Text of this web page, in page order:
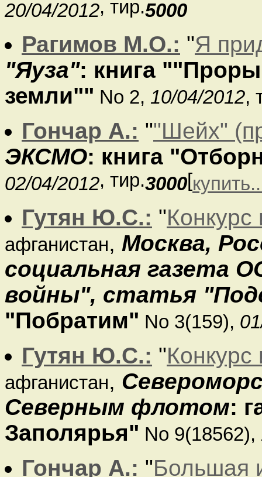
20/04/2012, тир.5000
Рагимов М.О.: "Я
"Яуза": книга
земли"" No 2, 10/04/2012,
Гончар А.: ""Шейх"
ЭКСМО: книга
02/04/2012, тир.3000[
Гутян Ю.С.: "Конкурс
афганистан, Москва,
социальная газета
войны", статья
"Побратим" No 3(159),
Гутян Ю.С.: "Конкурс
афганистан,
Северным флотом:
Заполярья" No 9(18562),
Гончар А.: "Большая